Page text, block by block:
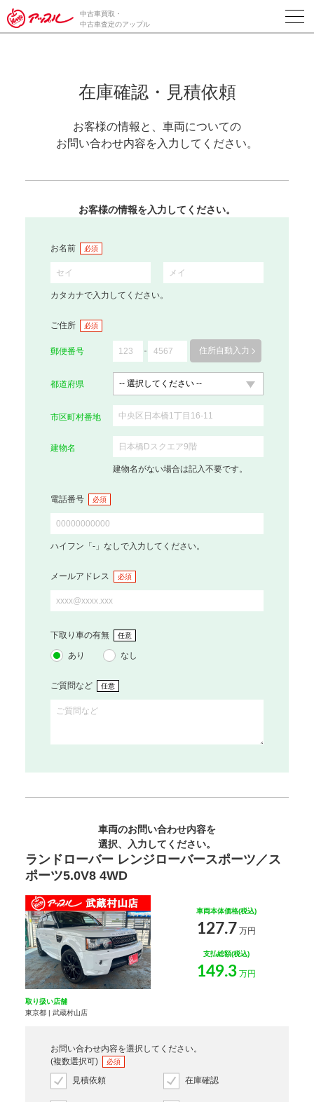
中古車買取・
中古車査定のアップル
在庫確認・見積依頼
お客様の情報と、車両についての
お問い合わせ内容を入力してください。
お客様の情報を入力してください。
お名前 必須
カタカナで入力してください。
ご住所 必須
郵便番号 住所自動入力
都道府県
市区町村番地
建物名
建物名がない場合は記入不要です。
電話番号 必須
ハイフン「-」なしで入力してください。
メールアドレス 必須
下取り車の有無 任意
あり なし
ご質問など 任意
車両のお問い合わせ内容を
選択、入力してください。
ランドローバー レンジローバースポーツ／ス
ポーツ5.0V8 4WD
車両本体価格(税込)
127.7 万円
支払総額(税込)
149.3万円
取り扱い店舗
東京都 | 武蔵村山店
お問い合わせ内容を選択してください。
(複数選択可)
必須
見積依頼 在庫確認